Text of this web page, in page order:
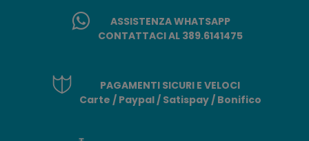
ASSISTENZA WHATSAPP
CONTATTACI AL 389.6141475
PAGAMENTI SICURI E VELOCI
Carte / Paypal / Satispay / Bonifico